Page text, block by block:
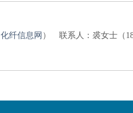
化纤信息网 ） 联系人：裘女士（